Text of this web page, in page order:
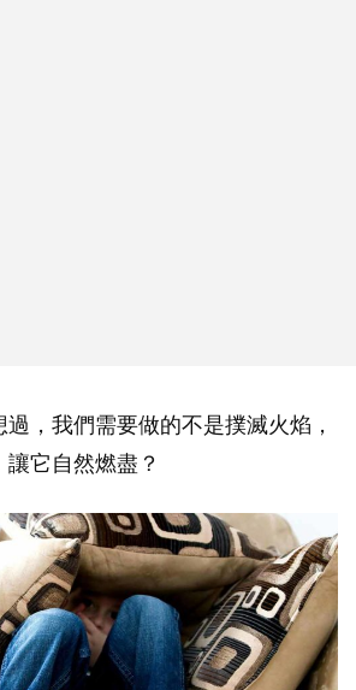
，我們需要做的不是撲滅火焰，
它自然燃盡？